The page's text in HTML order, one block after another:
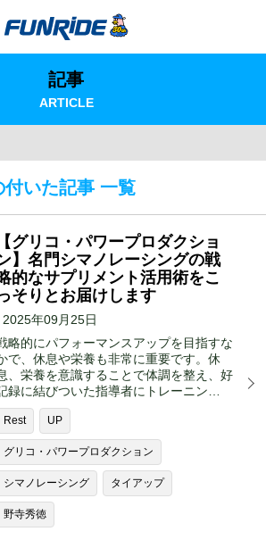
記事
ARTICLE
付いた記事 一覧
【グリコ・パワープロダクショ
】名門シマノレーシングの戦
的なサプリメント活用術をこ
そりとお届けします
2025年09月25日
略的にパフォーマンスアップを目指すな
で、休息や栄養も非常に重要です。休
、栄養を意識することで体調を整え、好
録に結びついた指導者にトレーニン…
Rest UP
グリコ・パワープロダクション
シマノレーシング タイアップ
野寺秀徳